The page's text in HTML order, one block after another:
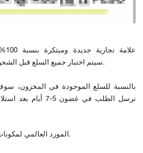
علامة تجارية جديدة
سيتم اختبار جميع السلع قبل الشحن.
بالنسبة للسلع الموجودة في المخزون،
نرسل الطلب في غضون 5-7 أيام بعد
المورد العالمي لمكونات أتمتة ومراقبة الجودة.